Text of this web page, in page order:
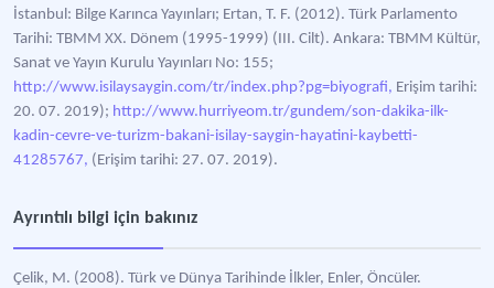
İstanbul: Bilge Karınca Yayınları; Ertan, T. F. (2012). Türk Parlamento
Tarihi: TBMM XX. Dönem (1995-1999) (III. Cilt). Ankara: TBMM Kültür,
Sanat ve Yayın Kurulu Yayınları No: 155;
http://www.isilaysaygin.com/tr/index.php?pg=biyografi, Erişim tarihi:
20. 07. 2019); http://www.hurriyeom.tr/gundem/son-dakika-ilk-
kadin-cevre-ve-turizm-bakani-isilay-saygin-hayatini-kaybetti-
41285767, (Erişim tarihi: 27. 07. 2019).
Ayrıntılı bilgi için bakınız
Çelik, M. (2008). Türk ve Dünya Tarihinde İlkler, Enler, Öncüler.